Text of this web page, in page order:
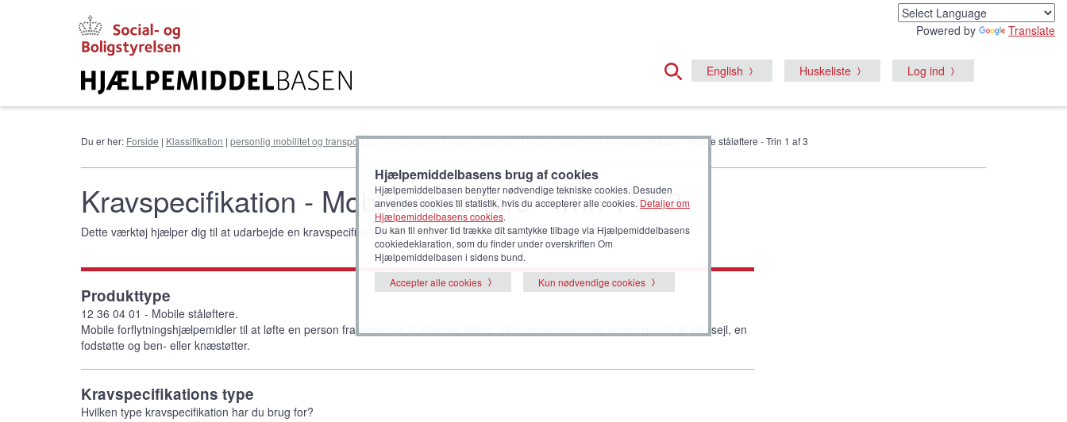
Powered by Translate
English Huskeliste Log ind
Du er her: Forside | Klassifikation | personlig mobilitet og transport|at løfte personer|Mobile ståløftere|Mobile ståløftere| Kravspecifikation - Mobile ståløftere - Trin 1 af 3
Kravspecifikation - Mobile ståløftere - Trin 1 af 3
Dette værktøj hjælper dig til at udarbejde en kravspecifikation til en valgt produkttype.
Produkttype
12 36 04 01 - Mobile ståløftere.
Mobile forflytningshjælpemidler til at løfte en person fra siddende til stående stilling. Den personbærende enhed består af løftesejl, en
fodstøtte og ben- eller knæstøtter.
Kravspecifikations type
Hvilken type kravspecifikation har du brug for?
Hjælpemiddelbasens brug af cookies
Hjælpemiddelbasen benytter nødvendige tekniske cookies. Desuden
anvendes cookies til statistik, hvis du accepterer alle cookies. Detaljer om
Hjælpemiddelbasens cookies.
Du kan til enhver tid trække dit samtykke tilbage via Hjælpemiddelbasens
cookiedeklaration, som du finder under overskriften Om
Hjælpemiddelbasen i sidens bund.
Accepter alle cookies
Kun nødvendige cookies